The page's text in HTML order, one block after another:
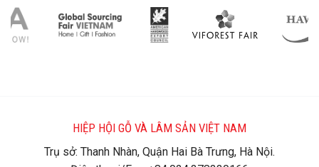
HIỆP HỘI GỖ VÀ LÂM SẢN VIỆT NAM
Trụ sở: Thanh Nhàn, Quận Hai Bà Trưng, Hà Nội.